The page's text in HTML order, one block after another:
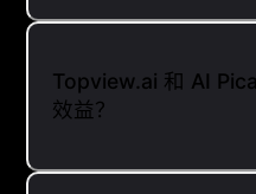
Topview.ai 和 AI
效益？